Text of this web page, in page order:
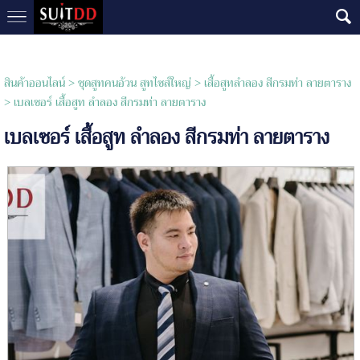
สินค้าออนไลน์>ชุดสูทคนอ้วน สูทไซส์ใหญ่ >เสื้อสูทลำลอง สีกรมท่า ลายตาราง
> เบลเซอร์ เสื้อสูท ลำลอง สีกรมท่า ลายตาราง
เบลเซอร์ เสื้อสูท ลำลอง สีกรมท่า ลายตาราง